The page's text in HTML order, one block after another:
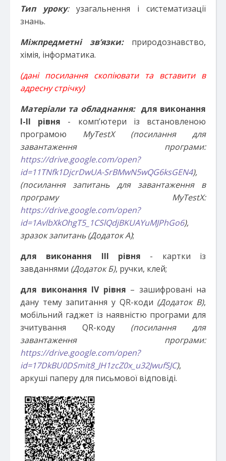
Тип уроку:узагальнення і систематизації
знань.
Міжпредметні зв’язки:природознавство,
хімія, інформатика.
(дані посилання скопіювати та вставити в
адресну стрічку)
Матеріали та обладнання: для виконання
І-ІІ рівня - комп’ютери із встановленою
програмою MyTestX (посилання для
завантаження програми:
https://drive.google.com/open?
id=11TNfk1DjcrDwUA-SrBMwN5wQG6ksGEN4),
(посилання запитань для завантаження в
програму MyTestX:
https://drive.google.com/open?
id=1AvlbXkOhgT5_1CSlQdjBKUAYuMJPhGo6),
зразок запитань(Додаток А);
для виконання ІІІ рівня - картки із
завданнями (Додаток Б), ручки, клей;
для виконання ІVрівня – зашифровані на
дану тему запитання у QR-коди (Додаток В),
мобільний гаджет із наявністю програми для
зчитування QR-коду (посилання для
завантаження програми:
https://drive.google.com/open?
id=17DkBU0DSmit8_JH1zcZ0x_u32JwufSJC),
аркуші паперу для письмової відповіді.